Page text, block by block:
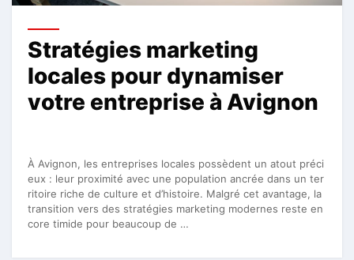
Stratégies marketing
locales pour dynamiser
votre entreprise à Avignon
À Avignon, les entreprises locales possèdent un atout préci
eux : leur proximité avec une population ancrée dans un ter
ritoire riche de culture et d’histoire. Malgré cet avantage, la
transition vers des stratégies marketing modernes reste en
core timide pour beaucoup de …